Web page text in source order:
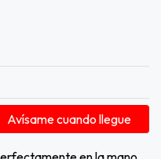
Avísame cuando llegue